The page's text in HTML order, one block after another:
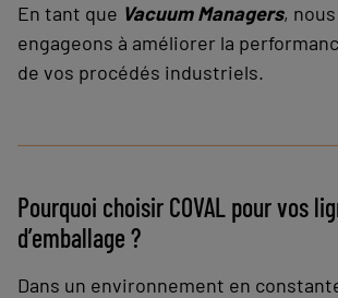
En tant que Vacuum Managers,
engageons à améliorer la
de vos procédés industriels.
Pourquoi choisir COVAL pour vos
d’emballage ?
Dans un environnement en